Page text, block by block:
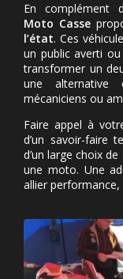
En complément
Moto Casse
l’état. Ces
un public averti
transformer un
une alternative
mécaniciens ou
Faire appel à
d’un savoir-faire
d’un large choix
une moto. Une
allier